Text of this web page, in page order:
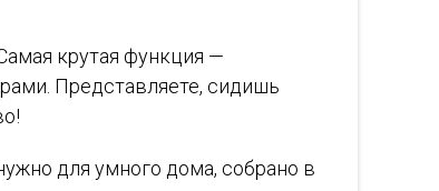
крутая функция —
Представляете, сидишь
для умного дома, собрано в